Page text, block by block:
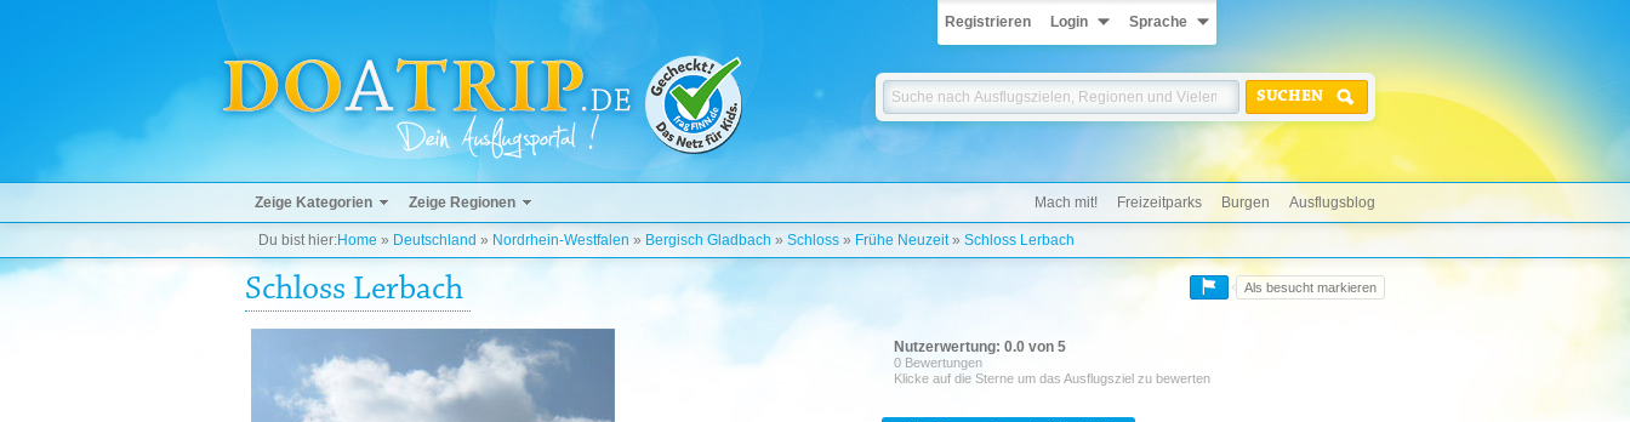
Registrieren Login Sprache
SUCHEN
Zeige Kategorien Zeige Regionen Mach mit! Freizeitparks Burgen Ausflugsblog
Du bist hier:Home » Deutschland » Nordrhein-Westfalen » Bergisch Gladbach » Schloss » Frühe Neuzeit» Schloss Lerbach
Als besucht markieren
Schloss Lerbach
Nutzerwertung: 0.0 von 5
0 Bewertungen
Klicke auf die Sterne um das Ausflugsziel zu bewerten